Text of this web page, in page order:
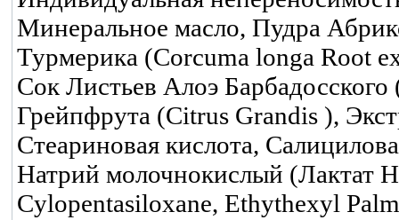
Минеральное масло, Пудра
Турмерика (Corcuma longa Root
Сок Листьев Алоэ
Грейпфрута (Citrus Grandis ),
Стеариновая кислота,
Натрий молочнокислый (Лактат
Cylopentasiloxane, Ethythexyl